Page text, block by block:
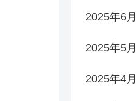
2025年6月
2025年5月
2025年4月